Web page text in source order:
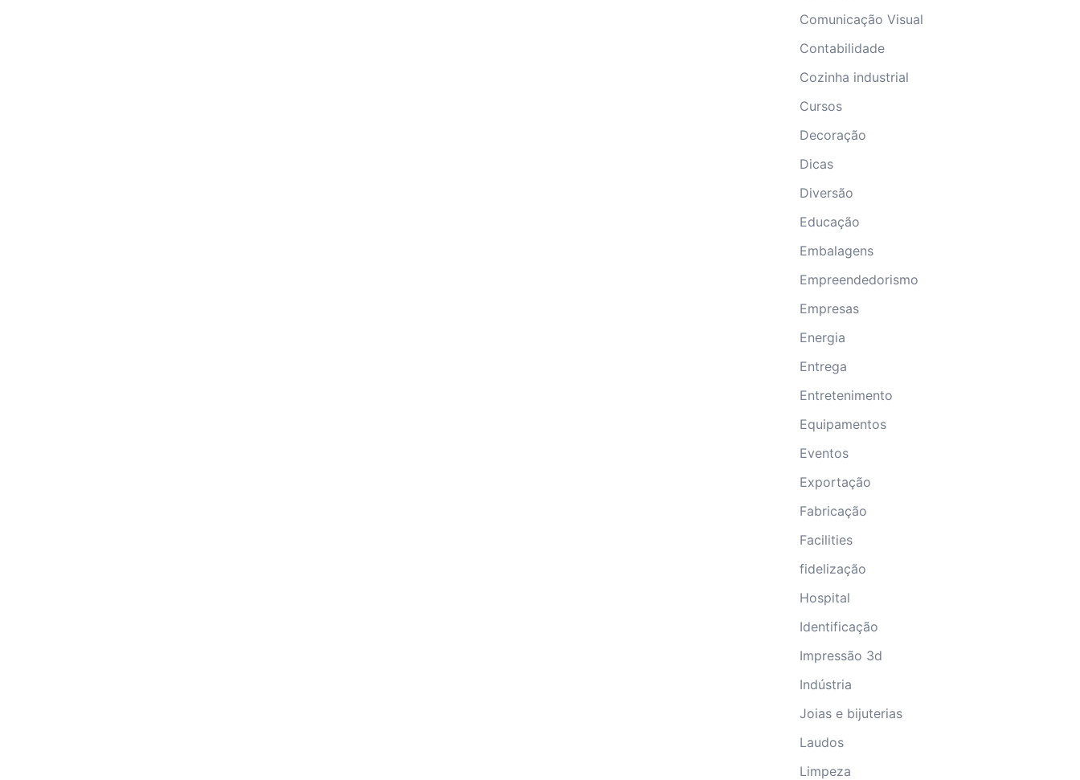
Comunicação Visual
Contabilidade
Cozinha industrial
Cursos
Decoração
Dicas
Diversão
Educação
Embalagens
Empreendedorismo
Empresas
Energia
Entrega
Entretenimento
Equipamentos
Eventos
Exportação
Fabricação
Facilities
fidelização
Hospital
Identificação
Impressão 3d
Indústria
Joias e bijuterias
Laudos
Limpeza